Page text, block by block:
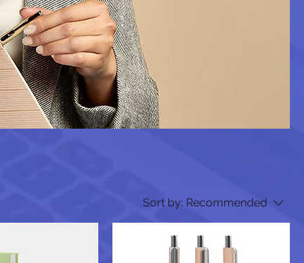
Sort by: Recommended